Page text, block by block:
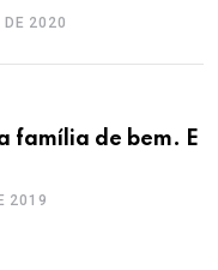
DE 2020
família de bem. E
2019